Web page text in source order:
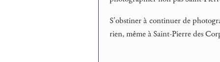
S’obstiner à continuer de
rien, même à Saint-Pierre des